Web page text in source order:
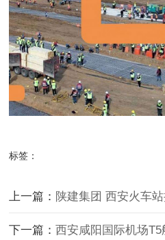
标签：
上一篇： 陕建集团 西安火车
下一篇：西安咸阳国际机场T5